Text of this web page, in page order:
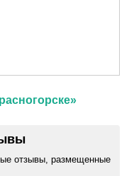
отзывы, размещенные